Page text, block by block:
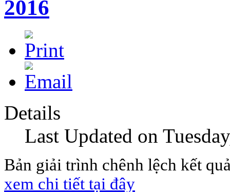
2016
Details
Last Updated on
Bản giải trình chênh lệch kết
xem chi tiết tại đây